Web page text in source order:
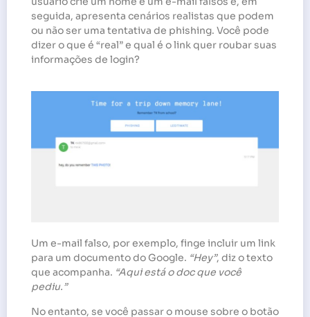
seguida, apresenta cenários realistas que podem
ou não ser uma tentativa de phishing. Você pode
dizer o que é “real” e qual é o link quer roubar suas
informações de login?
Um e-mail falso, por exemplo, finge incluir um link
para um documento do Google. “Hey”, diz o texto
que acompanha. “Aqui está o doc que você
pediu.”
No entanto, se você passar o mouse sobre o botão